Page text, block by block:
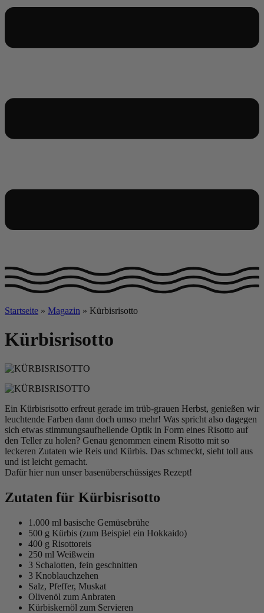
Startseite » Magazin » Kürbisrisotto
Kürbisrisotto
Ein Kürbisrisotto erfreut gerade im trüb-grauen Herbst, genießen wir
leuchtende Farben dann doch umso mehr! Was spricht also dagegen
sich etwas stimmungsaufhellende Optik in Form eines Risotto auf
den Teller zu holen? Genau genommen einem Risotto mit so
leckeren Zutaten wie Reis und Kürbis. Das schmeckt, sieht toll aus
und ist leicht gemacht.
Dafür hier nun unser basenüberschüssiges Rezept!
Zutaten für Kürbisrisotto
1.000 ml basische Gemüsebrühe
500 g Kürbis (zum Beispiel ein Hokkaido)
400 g Risottoreis
250 ml Weißwein
3 Schalotten, fein geschnitten
3 Knoblauchzehen
Salz, Pfeffer, Muskat
Olivenöl zum Anbraten
Kürbiskernöl zum Servieren